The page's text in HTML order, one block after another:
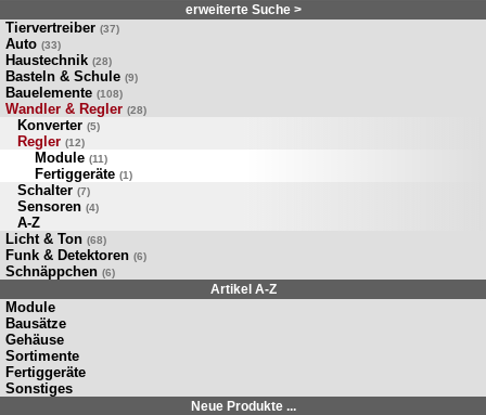
erweiterte Suche >
Tiervertreiber (37)
Auto (33)
Haustechnik (28)
Basteln & Schule (9)
Bauelemente (108)
Wandler & Regler (28)
Konverter (5)
Regler (12)
Module (11)
Fertiggeräte (1)
Schalter (7)
Sensoren (4)
A-Z
Licht & Ton (68)
Funk & Detektoren (6)
Schnäppchen (6)
Artikel A-Z
Module
Bausätze
Gehäuse
Sortimente
Fertiggeräte
Sonstiges
Neue Produkte ...